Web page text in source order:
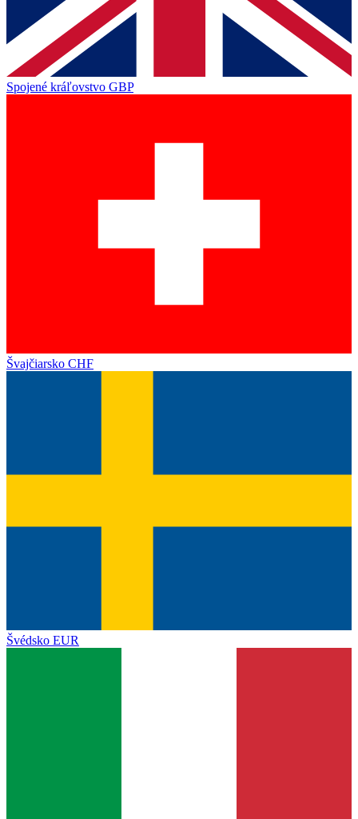
Spojené kráľovstvo GBP
Švajčiarsko CHF
Švédsko EUR